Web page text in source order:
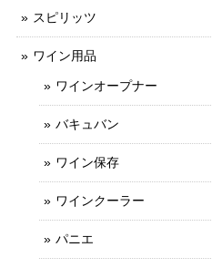
スピリッツ
ワイン用品
ワインオープナー
バキュバン
ワイン保存
ワインクーラー
パニエ